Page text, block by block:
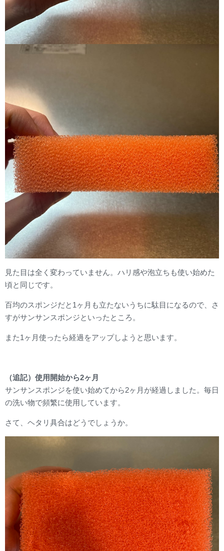
見た目は全く変わっていません。ハリ感や泡立ちも使い始めた
頃と同じです。
百均のスポンジだと1ヶ月も立たないうちに駄目になるので、さ
すがサンサンスポンジといったところ。
また1ヶ月使ったら経過をアップしようと思います。
（追記）使用開始から2ヶ月
サンサンスポンジを使い始めてから2ヶ月が経過しました。毎日
の洗い物で頻繁に使用しています。
さて、ヘタリ具合はどうでしょうか。